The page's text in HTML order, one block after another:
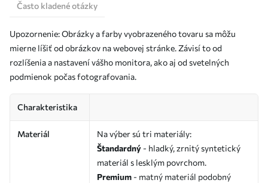
Často kladené otázky
Upozornenie: Obrázky a farby vyobrazeného tovaru sa môžu
mierne líšiť od obrázkov na webovej stránke. Závisí to od
rozlíšenia a nastavení vášho monitora, ako aj od svetelných
podmienok počas fotografovania.
Charakteristika
Materiál
Na výber sú tri materiály:
Štandardný - hladký, zrnitý syntetický
materiál s lesklým povrchom.
Premium - matný materiál podobný